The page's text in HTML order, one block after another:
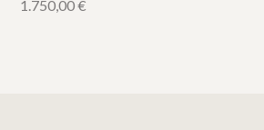
1.750,00€